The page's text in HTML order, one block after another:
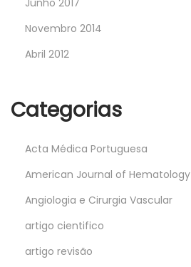
Junho 2017
Novembro 2014
Abril 2012
Categorias
Acta Médica Portuguesa
American Journal of Hematology
Angiologia e Cirurgia Vascular
artigo cientifico
artigo revisão